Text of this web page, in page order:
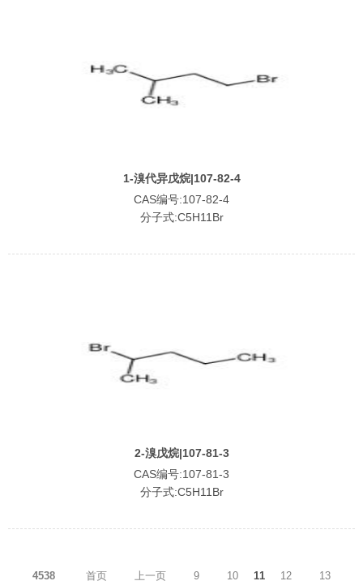
1-溴代异戊烷|107-82-4
CAS编号:107-82-4
分子式:C5H11Br
2-溴戊烷|107-81-3
CAS编号:107-81-3
分子式:C5H11Br
4538 首页 上一页 9 10 11 12 13